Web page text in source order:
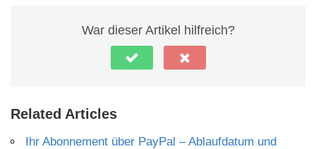
War dieser Artikel hilfreich?
Related Articles
Ihr Abonnement über PayPal – Ablaufdatum und